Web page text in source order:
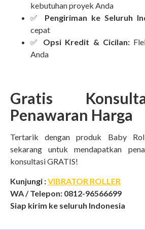
kebutuhan proyek Anda
✅ Pengiriman ke Seluruh
cepat
✅ Opsi Kredit & Cicilan:
Anda
Gratis
Penawaran Harga
Tertarik dengan produk Baby
sekarang untuk mendapatkan
konsultasi GRATIS!
Kunjungi :VIBRATOR ROLLER
WA / Telepon: 0812-96566699
Siap kirim ke seluruh Indonesia